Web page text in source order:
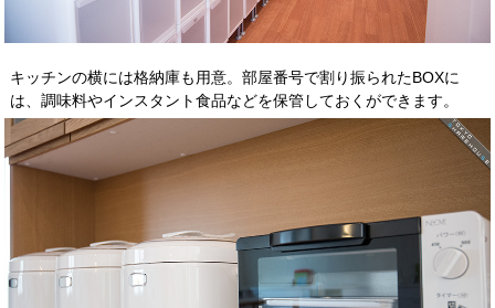
キッチンの横には格納庫も用意。部屋番号で割り振られたBOXに
は、調味料やインスタント食品などを保管しておくができます。